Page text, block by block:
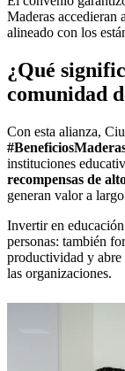
Maderas accedieran
alineado con los
¿Qué
comunidad
Con esta alianza,
instituciones
recompensas de
generan valor a
Invertir en
personas: también
productividad y abre
las organizaciones.